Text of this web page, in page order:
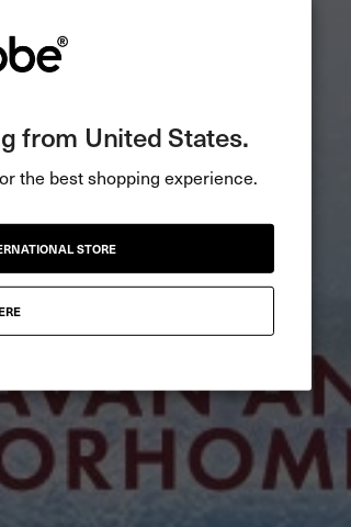
from United States.
the best shopping experience.
STORE